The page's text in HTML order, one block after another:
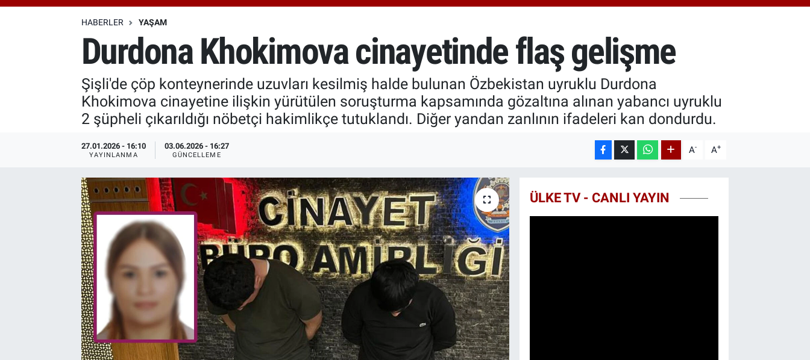
BITCOIN
64.602,05
%0.69
HABERLER YAŞAM
Durdona Khokimova cinayetinde flaş gelişme
Şişli'de çöp konteynerinde uzuvları kesilmiş halde bulunan Özbekistan uyruklu Durdona
Khokimova cinayetine ilişkin yürütülen soruşturma kapsamında gözaltına alınan yabancı uyruklu
2 şüpheli çıkarıldığı nöbetçi hakimlikçe tutuklandı. Diğer yandan zanlının ifadeleri kan dondurdu.
27.01.2026 - 16:10
YAYINLANMA
03.06.2026 - 16:27
GÜNCELLEME A- A+
ÜLKE TV - CANLI YAYIN
Özel Haberler
Özel Haberler
Erişim Bilgileri
Haber Arşivi